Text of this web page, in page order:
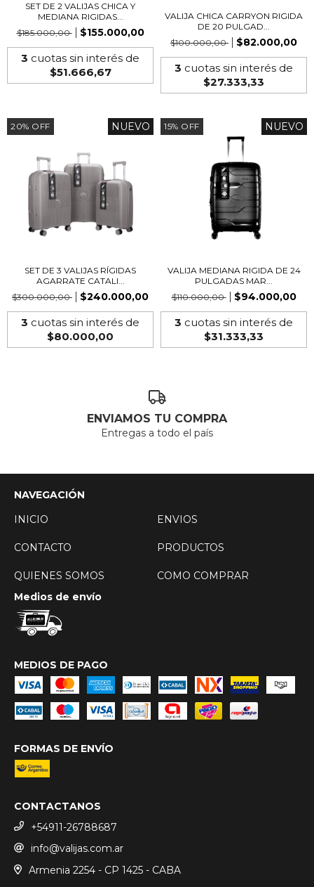
SET DE 2 VALIJAS CHICA Y
MEDIANA RIGIDAS...
$185.000,00
$155.000,00
3 cuotas sin interés de
$51.666,67
VALIJA CHICA CARRYON RIGIDA
DE 20 PULGAD...
$100.000,00
$82.000,00
3 cuotas sin interés de
$27.333,33
20% OFF NUEVO
SET DE 3 VALIJAS RÍGIDAS
AGARRATE CATALI...
$300.000,00
$240.000,00
3 cuotas sin interés de
$80.000,00
15% OFF NUEVO
VALIJA MEDIANA RIGIDA DE 24
PULGADAS MAR...
$110.000,00
$94.000,00
3 cuotas sin interés de
$31.333,33
ENVIAMOS TU COMPRA
Entregas a todo el país
NAVEGACIÓN
INICIO
ENVIOS
CONTACTO PRODUCTOS
QUIENES SOMOS
COMO COMPRAR
Medios de envío
MEDIOS DE PAGO
FORMAS DE ENVÍO
CONTACTANOS
+54911-26788687
info@valijas.com.ar
Armenia 2254 - CP 1425 - CABA